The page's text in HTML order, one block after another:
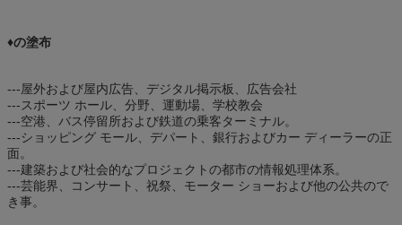
♦の塗布
---屋外および屋内広告、デジタル掲示板、広告会社
---スポーツ ホール、分野、運動場、学校教会
---空港、バス停留所および鉄道の乗客ターミナル。
---ショッピング モール、デパート、銀行およびカー ディーラーの正
面。
---建築および社会的なプロジェクトの都市の情報処理体系。
---芸能界、コンサート、祝祭、モーター ショーおよび他の公共ので
き事。